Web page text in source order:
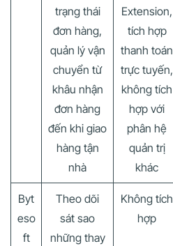
trạng thái
đơn hàng,
quản lý vận
chuyển từ
khâu nhận
đơn hàng
đến khi giao
hàng tận
nhà
Extension,
tích hợp
thanh toán
trực tuyến,
không tích
hợp với
phân hệ
quản trị
khác
Byt
eso
ft
Theo dõi
sát sao
những thay
Không tích
hợp